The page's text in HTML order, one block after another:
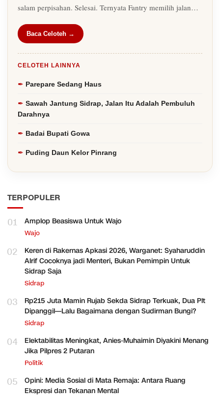
salam perpisahan. Selesai. Ternyata Fantry memilih jalan…
Baca Celoteh →
CELOTEH LAINNYA
Parepare Sedang Haus
Sawah Jantung Sidrap, Jalan Itu Adalah Pembuluh
Darahnya
Badai Bupati Gowa
Puding Daun Kelor Pinrang
TERPOPULER
01 Amplop Beasiswa Untuk Wajo
Wajo
02
Keren di Rakernas Apkasi 2026, Warganet: Syaharuddin
Alrif Cocoknya jadi Menteri, Bukan Pemimpin Untuk
Sidrap Saja
Sidrap
03
Rp215 Juta Mamin Rujab Sekda Sidrap Terkuak, Dua Plt
Dipanggil—Lalu Bagaimana dengan Sudirman Bungi?
Sidrap
04
Elektabilitas Meningkat, Anies-Muhaimin Diyakini Menang
Jika Pilpres 2 Putaran
Politik
05
Opini: Media Sosial di Mata Remaja: Antara Ruang
Ekspresi dan Tekanan Mental